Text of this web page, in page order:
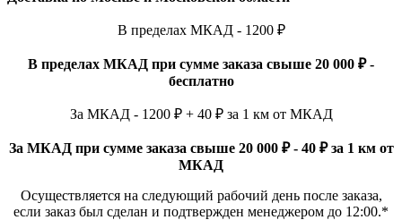
В пределах МКАД - 1200 ₽
В пределах МКАД при сумме заказа свыше 20 000 ₽ -
бесплатно
За МКАД - 1200 ₽ + 40 ₽ за 1 км от МКАД
За МКАД при сумме заказа свыше 20 000 ₽ - 40 ₽ за 1 км от
МКАД
Осуществляется на следующий рабочий день после заказа,
если заказ был сделан и подтвержден менеджером до 12:00.*